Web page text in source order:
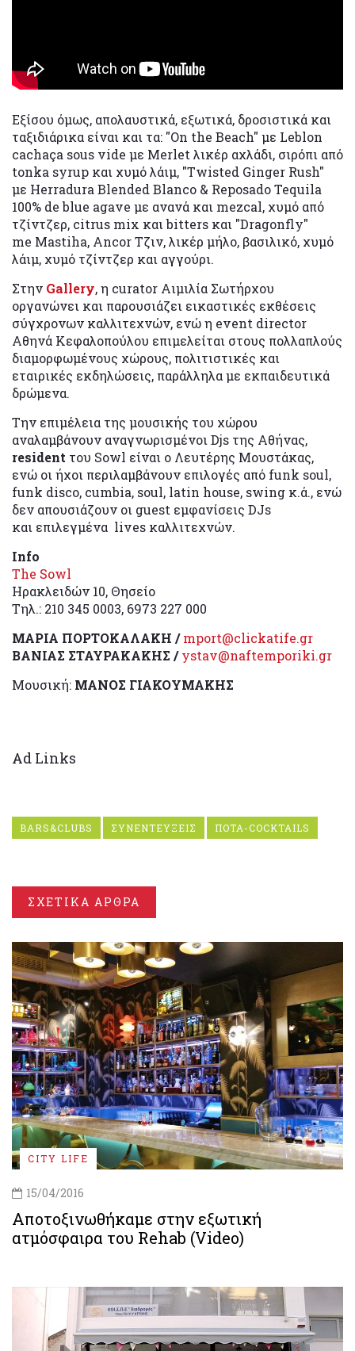
Εξίσου όμως, απολαυστικά, εξωτικά, δροσιστικά και
ταξιδιάρικα είναι και τα: "On the Beach" με Leblon
cachaça sous vide με Merlet λικέρ αχλάδι, σιρόπι από
tonka syrup και χυμό λάιμ, "Twisted Ginger Rush"
με Herradura Blended Blanco & Reposado Tequila
100% de blue agave με ανανά και mezcal, χυμό από
τζίντζερ, citrus mix και bitters και "Dragonfly"
me Mastiha, Ancor Tζιν, λικέρ μήλο, βασιλικό, χυμό
λάιμ, χυμό τζίντζερ και αγγούρι.
Στην Gallery, η curator Αιμιλία Σωτήρχου
οργανώνει και παρουσιάζει εικαστικές εκθέσεις
σύγχρονων καλλιτεχνών, ενώ η event director
Αθηνά Κεφαλοπούλου επιμελείται στους πολλαπλούς
διαμορφωμένους χώρους, πολιτιστικές και
εταιρικές εκδηλώσεις, παράλληλα με εκπαιδευτικά
δρώμενα.
Την επιμέλεια της μουσικής του χώρου
αναλαμβάνουν αναγνωρισμένοι Djs της Αθήνας,
resident του Sowl είναι ο Λευτέρης Μουστάκας,
ενώ οι ήχοι περιλαμβάνουν επιλογές από funk soul,
funk disco, cumbia, soul, latin house, swing κ.ά., ενώ
δεν απουσιάζουν οι guest εμφανίσεις DJs
και επιλεγμένα lives καλλιτεχνών.
Ιnfo
The Sowl
Ηρακλειδών 10, Θησείο
Tηλ.: 210 345 0003, 6973 227 000
ΜΑΡΙΑ ΠΟΡΤΟΚΑΛΑΚΗ /mport@clickatife.gr
ΒΑΝΙΑΣ ΣΤΑΥΡΑΚΑΚΗΣ /ystav@naftemporiki.gr
Μουσική: ΜΑΝΟΣ ΓΙΑΚΟΥΜΑΚΗΣ
Ad Links
BARS&CLUBS ΣΥΝΕΝΤΕΥΞΕΙΣ ΠΟΤΑ-COCKTAILS
ΣΧΕΤΙΚΑ ΑΡΘΡΑ
CITY LIFE
15/04/2016
Αποτοξινωθήκαμε στην εξωτική
ατμόσφαιρα του Rehab (Video)